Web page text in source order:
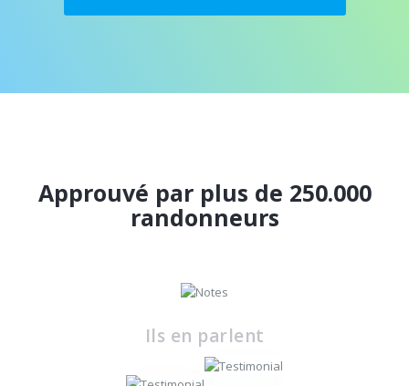
Approuvé par plus de 250.000
randonneurs
Ils en parlent